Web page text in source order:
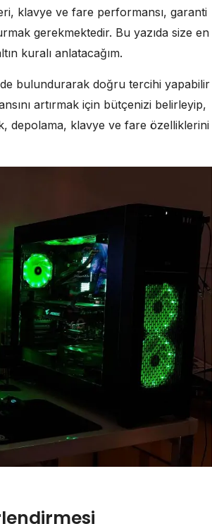
klavye ve fare performansı, garanti
gerekmektedir. Bu yazıda size en
kuralı anlatacağım.
bulundurarak doğru tercihi yapabilir
artırmak için bütçenizi belirleyip,
depolama, klavye ve fare özelliklerini